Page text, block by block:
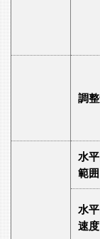
調
水
範囲
水
速度